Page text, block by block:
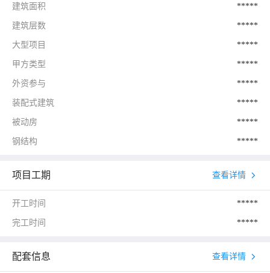
建筑面积 *****
建筑层数 *****
大型项目 *****
甲方类型 *****
外资参与 *****
装配式建筑 *****
被动房 *****
钢结构 *****
项目工期 查看详情
开工时间 *****
完工时间 *****
配套信息 查看详情